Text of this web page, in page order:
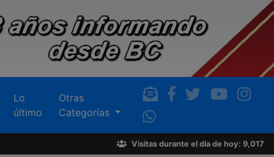
Lo
último
Otras
Categorías
Visitas durante el día de hoy: 9,017